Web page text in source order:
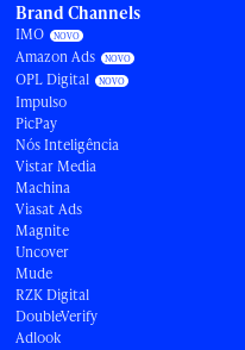
Brand Channels
IMO
Amazon Ads
OPL Digital
Impulso
PicPay
Nós Inteligência
Vistar Media
Machina
Viasat Ads
Magnite
Uncover
Mude
RZK Digital
DoubleVerify
Adlook